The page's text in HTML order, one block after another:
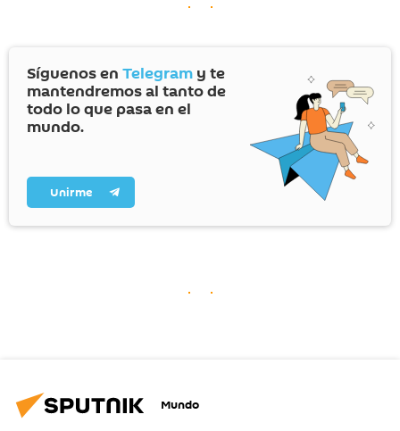
Síguenos en Telegram y te
mantendremos al tanto de
todo lo que pasa en el
mundo.
Unirme
Mundo